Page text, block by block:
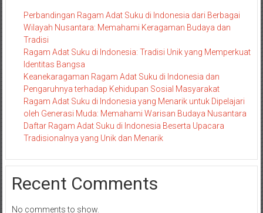
Perbandingan Ragam Adat Suku di Indonesia dari Berbagai
Wilayah Nusantara: Memahami Keragaman Budaya dan
Tradisi
Ragam Adat Suku di Indonesia: Tradisi Unik yang Memperkuat
Identitas Bangsa
Keanekaragaman Ragam Adat Suku di Indonesia dan
Pengaruhnya terhadap Kehidupan Sosial Masyarakat
Ragam Adat Suku di Indonesia yang Menarik untuk Dipelajari
oleh Generasi Muda: Memahami Warisan Budaya Nusantara
Daftar Ragam Adat Suku di Indonesia Beserta Upacara
Tradisionalnya yang Unik dan Menarik
Recent Comments
No comments to show.